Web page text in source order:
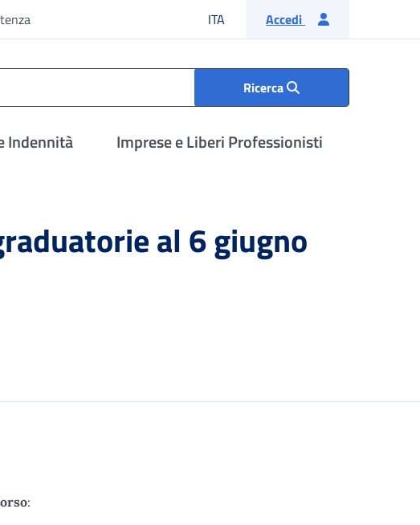
ITA Lingua italiana
Accedi
Ricerca
Indennità Imprese e Liberi Professionisti
al 6 giugno
: